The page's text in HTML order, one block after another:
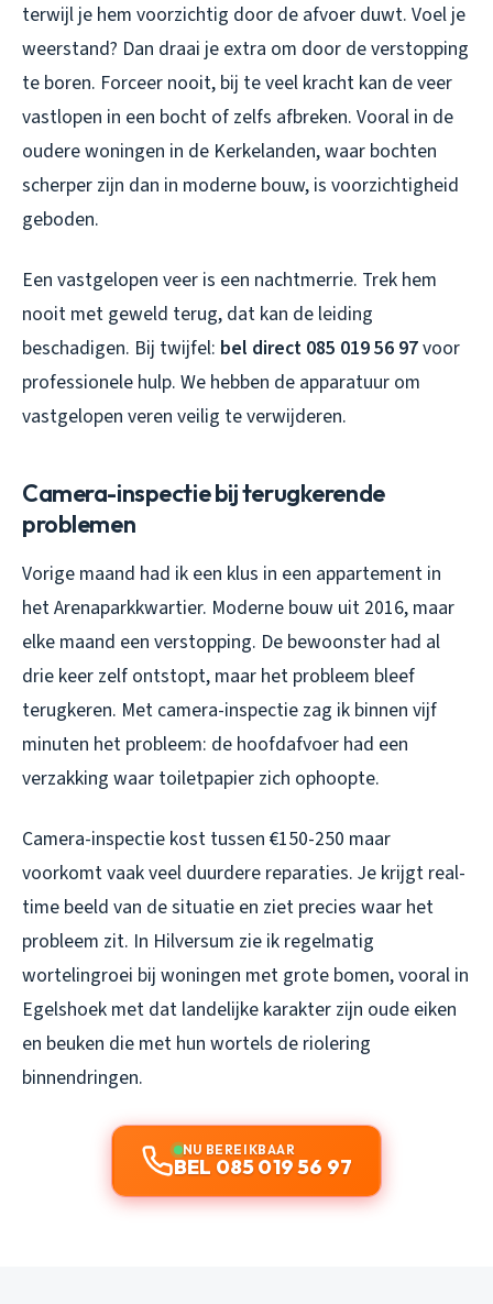
terwijl je hem voorzichtig door de afvoer duwt. Voel je
weerstand? Dan draai je extra om door de verstopping
te boren. Forceer nooit, bij te veel kracht kan de veer
vastlopen in een bocht of zelfs afbreken. Vooral in de
oudere woningen in de Kerkelanden, waar bochten
scherper zijn dan in moderne bouw, is voorzichtigheid
geboden.
Een vastgelopen veer is een nachtmerrie. Trek hem
nooit met geweld terug, dat kan de leiding
beschadigen. Bij twijfel: bel direct 085 019 56 97voor
professionele hulp. We hebben de apparatuur om
vastgelopen veren veilig te verwijderen.
Camera-inspectie bij terugkerende
problemen
Vorige maand had ik een klus in een appartement in
het Arenaparkkwartier. Moderne bouw uit 2016, maar
elke maand een verstopping. De bewoonster had al
drie keer zelf ontstopt, maar het probleem bleef
terugkeren. Met camera-inspectie zag ik binnen vijf
minuten het probleem: de hoofdafvoer had een
verzakking waar toiletpapier zich ophoopte.
Camera-inspectie kost tussen €150-250 maar
voorkomt vaak veel duurdere reparaties. Je krijgt real-
time beeld van de situatie en ziet precies waar het
probleem zit. In Hilversum zie ik regelmatig
wortelingroei bij woningen met grote bomen, vooral in
Egelshoek met dat landelijke karakter zijn oude eiken
en beuken die met hun wortels de riolering
binnendringen.
NU BEREIKBAAR
BEL 085 019 56 97